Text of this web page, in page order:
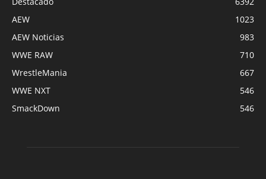
AEW
1023
AEW Noticias
983
WWE RAW
710
WrestleMania
667
WWE NXT
546
SmackDown
546